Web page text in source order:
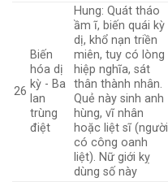
26
Biến
hóa dị
kỳ - Ba
lan
trùng
điệt
Hung: Quát tháo
ầm ĩ, biến quái kỳ
dị, khổ nạn triền
miên, tuy có lòng
hiệp nghĩa, sát
thân thành nhân.
Quẻ này sinh anh
hùng, vĩ nhân
hoặc liệt sĩ (người
có công oanh
liệt). Nữ giới kỵ
dùng số này